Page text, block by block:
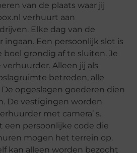
van de plaats waar jij
verhuurt aan
Elke dag van de
ingaan. Een persoonlijk slot is
boel grondig af te sluiten. Je
Alleen jij als
betreden, alle
opgeslagen goederen dien
De vestigingen worden
met camera’ s.
een persoonlijke code die
mogen het terrein op.
kan alleen worden bezocht